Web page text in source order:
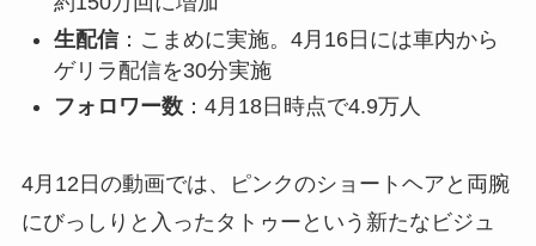
生配信：こまめに実施。4月16日には車内から
ゲリラ配信を30分実施
フォロワー数：4月18日時点で4.9万人
4月12日の動画では、ピンクのショートヘアと両腕
にびっしりと入ったタトゥーという新たなビジュ